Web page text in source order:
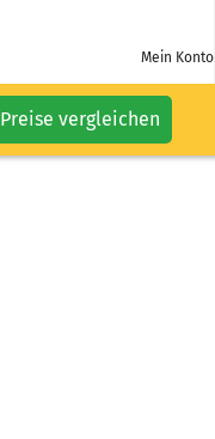
Mein Konto
Preise vergleichen